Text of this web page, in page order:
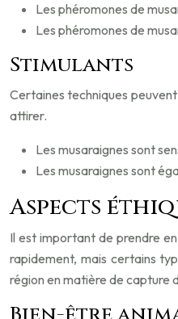
Les phéromones de
Les phéromones de
Stimulants
Certaines techniques
attirer.
Les musaraignes sont
Les musaraignes sont
Aspects
Il est important de prendre
rapidement, mais certains
région en matière de capture